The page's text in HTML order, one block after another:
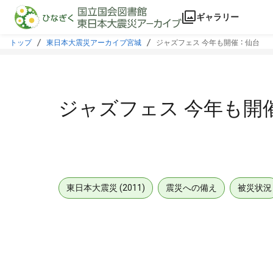
本文に飛ぶ
ギャラリー
トップ 東日本大震災アーカイブ宮城 ジャズフェス 今年も開催 ： 仙台
ジャズフェス 今年も開
東日本大震災 (2011) 震災への備え 被災状況